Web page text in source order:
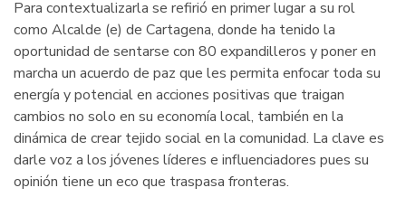
Para contextualizarla se refirió en primer lugar a su rol
como Alcalde (e) de Cartagena, donde ha tenido la
oportunidad de sentarse con 80 expandilleros y poner en
marcha un acuerdo de paz que les permita enfocar toda su
energía y potencial en acciones positivas que traigan
cambios no solo en su economía local, también en la
dinámica de crear tejido social en la comunidad. La clave es
darle voz a los jóvenes líderes e influenciadores pues su
opinión tiene un eco que traspasa fronteras.